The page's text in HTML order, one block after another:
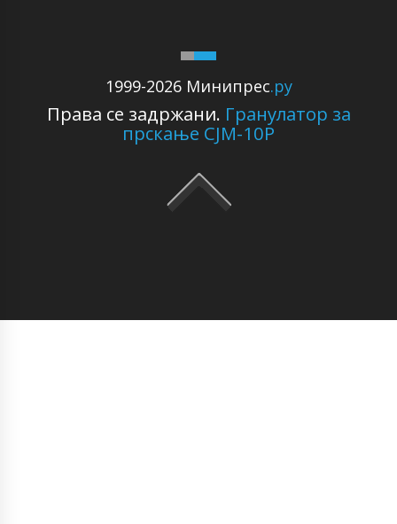
1999-2026 Минипрес.ру
Права се задржани. Гранулатор за
прскање CJM-10P